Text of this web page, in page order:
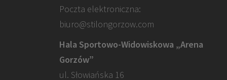
Poczta elektroniczna:
biuro@stilongorzow.com
Hala Sportowo-Widowiskowa „Arena
Gorzów”
ul. Słowiańska 16